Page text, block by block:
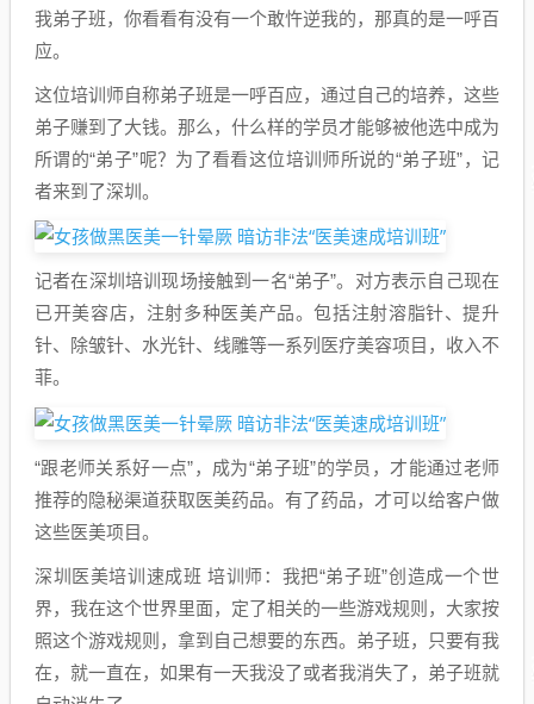
我弟子班，你看看有没有一个敢忤逆我的，那真的是一呼百
应。
这位培训师自称弟子班是一呼百应，通过自己的培养，这些
弟子赚到了大钱。那么，什么样的学员才能够被他选中成为
所谓的“弟子”呢？为了看看这位培训师所说的“弟子班”，记
者来到了深圳。
记者在深圳培训现场接触到一名“弟子”。对方表示自己现在
已开美容店，注射多种医美产品。包括注射溶脂针、提升
针、除皱针、水光针、线雕等一系列医疗美容项目，收入不
菲。
“跟老师关系好一点”，成为“弟子班”的学员，才能通过老师
推荐的隐秘渠道获取医美药品。有了药品，才可以给客户做
这些医美项目。
深圳医美培训速成班 培训师：我把“弟子班”创造成一个世
界，我在这个世界里面，定了相关的一些游戏规则，大家按
照这个游戏规则，拿到自己想要的东西。弟子班，只要有我
在，就一直在，如果有一天我没了或者我消失了，弟子班就